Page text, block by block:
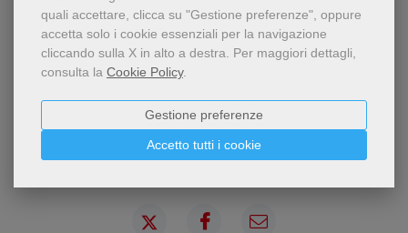
quali accettare, clicca su "Gestione preferenze", oppure
accetta solo i cookie essenziali per la navigazione
cliccando sulla X in alto a destra. Per maggiori dettagli,
consulta la Cookie Policy.
Accetto tutti i cookie
Gestione preferenze
CONTENUTI